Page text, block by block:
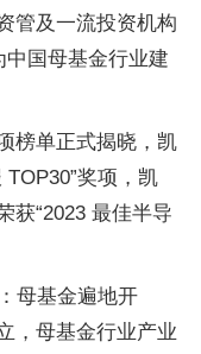
管及一流投资机构
国母基金行业建
榜单正式揭晓，凯
奖项，凯
获“2023 最佳半导
母基金遍地开
，母基金行业产业